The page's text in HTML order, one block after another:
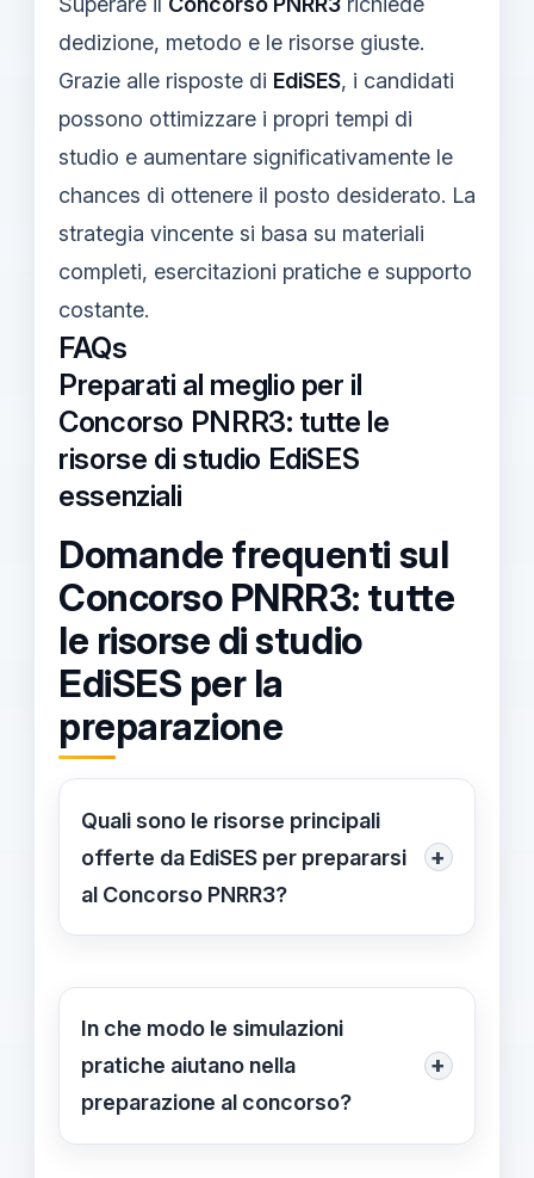
dedizione, metodo e le risorse giuste.
Grazie alle risposte di EdiSES, i candidati
possono ottimizzare i propri tempi di
studio e aumentare significativamente le
chances di ottenere il posto desiderato. La
strategia vincente si basa su materiali
completi, esercitazioni pratiche e supporto
costante.
FAQs
Preparati al meglio per il
Concorso PNRR3: tutte le
risorse di studio EdiSES
essenziali
Domande frequenti sul
Concorso PNRR3: tutte
le risorse di studio
EdiSES per la
preparazione
Quali sono le risorse principali
offerte da EdiSES per prepararsi
al Concorso PNRR3?
+
EdiSES propone il volumeConcorso
da una struttura semplice, mappe
concettuali, tabelle e sintesi. La
risorsa è organizzata per aree
In che modo le simulazioni
pratiche aiutano nella
preparazione al concorso?
+
Le simulazioni pratiche consentono di